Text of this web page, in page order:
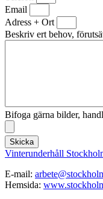
Email
Adress + Ort
Beskriv ert behov,
Bifoga gärna bilder,
Skicka
Vinterunderhåll
E-mail:
Hemsida: